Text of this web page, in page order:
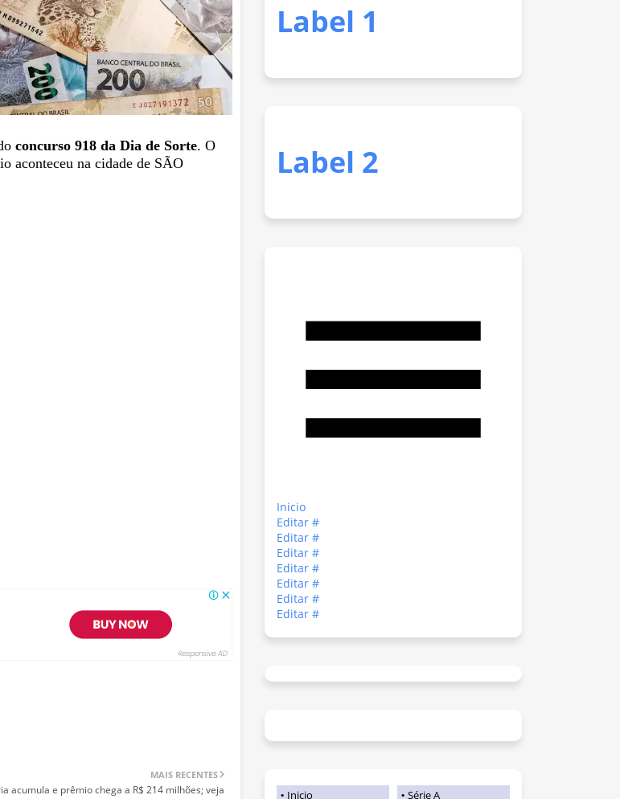
concurso 918 da Dia de Sorte. O
aconteceu na cidade de SÃO
MAIS RECENTES
acumula e prêmio chega a R$ 214 milhões; veja
Label 1
Label 2
Inicio
Editar #
Editar #
Editar #
Editar #
Editar #
Editar #
Editar #
Inicio
Série A